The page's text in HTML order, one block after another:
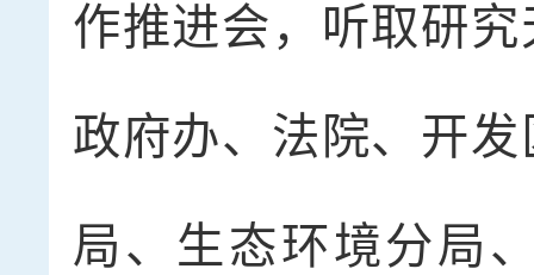
作推进会，听取研
政府办、法院、开
局、生态环境分局